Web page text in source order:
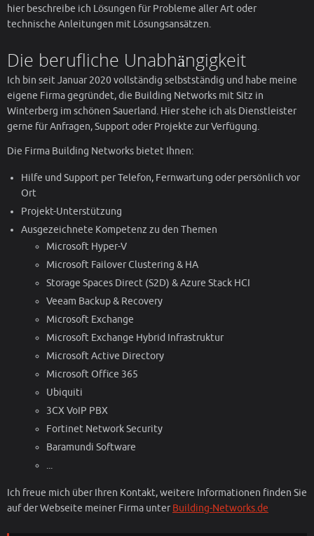
hier beschreibe ich Lösungen für Probleme aller Art oder
technische Anleitungen mit Lösungsansätzen.
Die berufliche Unabhängigkeit
Ich bin seit Januar 2020 vollständig selbstständig und habe meine
eigene Firma gegründet, die Building Networks mit Sitz in
Winterberg im schönen Sauerland. Hier stehe ich als Dienstleister
gerne für Anfragen, Support oder Projekte zur Verfügung.
Die Firma Building Networks bietet Ihnen:
Hilfe und Support per Telefon, Fernwartung oder persönlich vor
Ort
Projekt-Unterstützung
Ausgezeichnete Kompetenz zu den Themen
Microsoft Hyper-V
Microsoft Failover Clustering & HA
Storage Spaces Direct (S2D) & Azure Stack HCI
Veeam Backup & Recovery
Microsoft Exchange
Microsoft Exchange Hybrid Infrastruktur
Microsoft Active Directory
Microsoft Office 365
Ubiquiti
3CX VoIP PBX
Fortinet Network Security
Baramundi Software
...
Ich freue mich über Ihren Kontakt, weitere Informationen finden Sie
auf der Webseite meiner Firma unter Building-Networks.de